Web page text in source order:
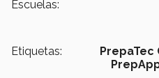
Escuelas:
Etiquetas: PrepaTec